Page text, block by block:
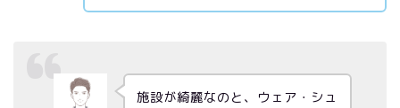
施設が綺麗なのと、ウェア・シュ